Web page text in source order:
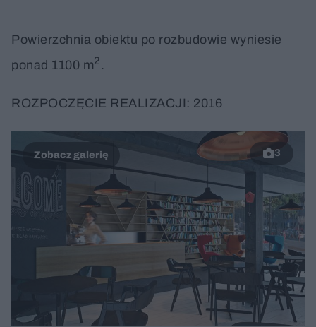
Powierzchnia obiektu po rozbudowie wyniesie
ponad 1100 m2 .
ROZPOCZĘCIE REALIZACJI: 2016
3